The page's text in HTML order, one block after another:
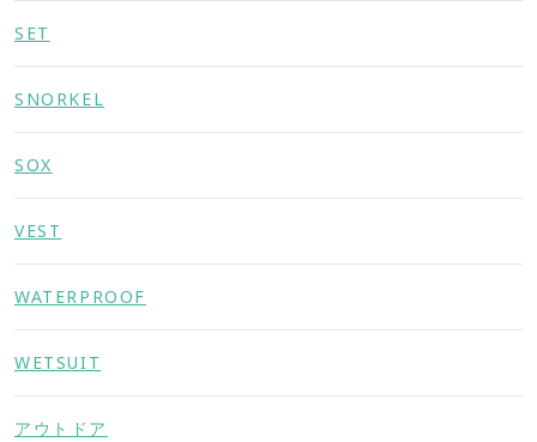
SET
SNORKEL
SOX
VEST
WATERPROOF
WETSUIT
アウトドア